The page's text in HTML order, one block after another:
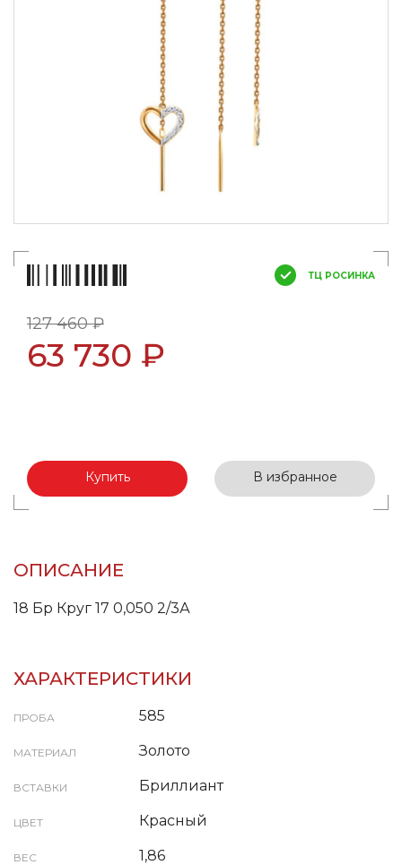
ТЦ РОСИНКА
127 460 ₽
63 730 ₽
Купить В избранное
ОПИСАНИЕ
18 Бр Круг 17 0,050 2/3А
ХАРАКТЕРИСТИКИ
ПРОБА 585
МАТЕРИАЛ Золото
ВСТАВКИ Бриллиант
ЦВЕТ Красный
ВЕС 1,86